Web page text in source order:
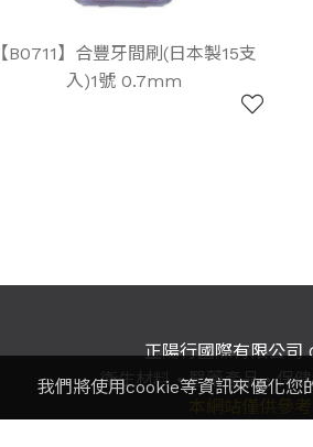
【B0711】合豐牙間刷(日本製15支
入)1號 0.7mm
正陽行國際有限公司
衛生材料•醫藥產品•保
我們將使用cookie等資訊來優化您